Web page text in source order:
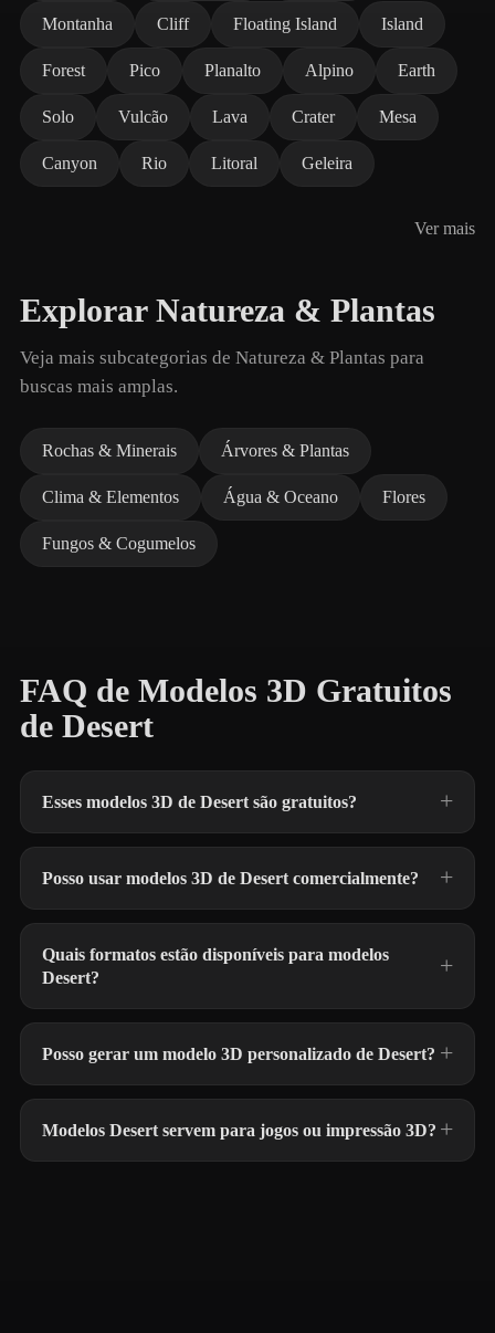
Montanha Cliff Floating Island Island
Forest Pico Planalto Alpino Earth
Solo Vulcão Lava Crater Mesa
Canyon Rio Litoral Geleira
Ver mais
Explorar Natureza & Plantas
Veja mais subcategorias de Natureza & Plantas para
buscas mais amplas.
Rochas & Minerais Árvores & Plantas
Clima & Elementos Água & Oceano Flores
Fungos & Cogumelos
FAQ de Modelos 3D Gratuitos
de Desert
Esses modelos 3D de Desert são gratuitos?
Posso usar modelos 3D de Desert comercialmente?
Quais formatos estão disponíveis para modelos
Desert?
Posso gerar um modelo 3D personalizado de Desert?
Modelos Desert servem para jogos ou impressão 3D?